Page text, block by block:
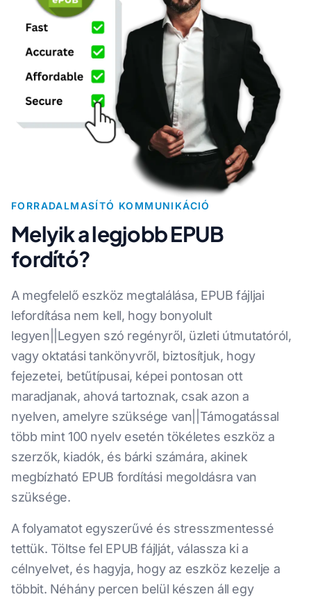
FORRADALMASÍTÓ KOMMUNIKÁCIÓ
Melyik a legjobb EPUB
fordító?
A megfelelő eszköz megtalálása, EPUB fájljai
lefordítása nem kell, hogy bonyolult
legyen||Legyen szó regényről, üzleti útmutatóról,
vagy oktatási tankönyvről, biztosítjuk, hogy
fejezetei, betűtípusai, képei pontosan ott
maradjanak, ahová tartoznak, csak azon a
nyelven, amelyre szüksége van||Támogatással
több mint 100 nyelv esetén tökéletes eszköz a
szerzők, kiadók, és bárki számára, akinek
megbízható EPUB fordítási megoldásra van
szüksége.
A folyamatot egyszerűvé és stresszmentessé
tettük. Töltse fel EPUB fájlját, válassza ki a
célnyelvet, és hagyja, hogy az eszköz kezelje a
többit. Néhány percen belül készen áll egy